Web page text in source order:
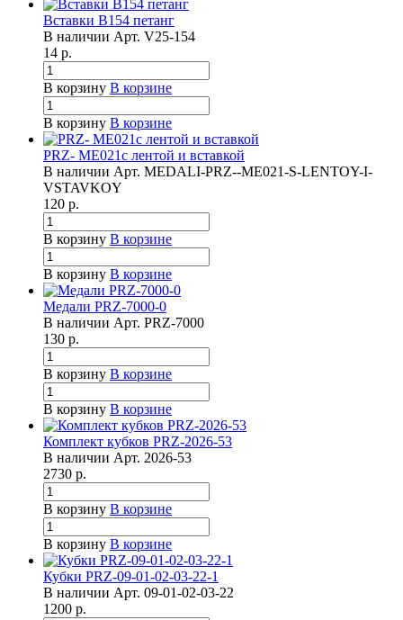
Вставки B154 петанг
В наличии Арт. V25-154
14 р.
В корзину В корзине
В корзину В корзине
PRZ- ME021с лентой и вставкой
В наличии Арт. MEDALI-PRZ--ME021-S-LENTOY-I-
VSTAVKOY
120 р.
В корзину В корзине
В корзину В корзине
Медали PRZ-7000-0
В наличии Арт. PRZ-7000
130 р.
В корзину В корзине
В корзину В корзине
Комплект кубков PRZ-2026-53
В наличии Арт. 2026-53
2730 р.
В корзину В корзине
В корзину В корзине
Кубки PRZ-09-01-02-03-22-1
В наличии Арт. 09-01-02-03-22
1200 р.